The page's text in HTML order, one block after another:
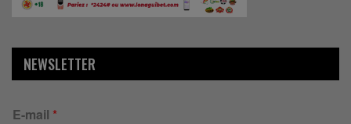
NEWSLETTER
E-mail *